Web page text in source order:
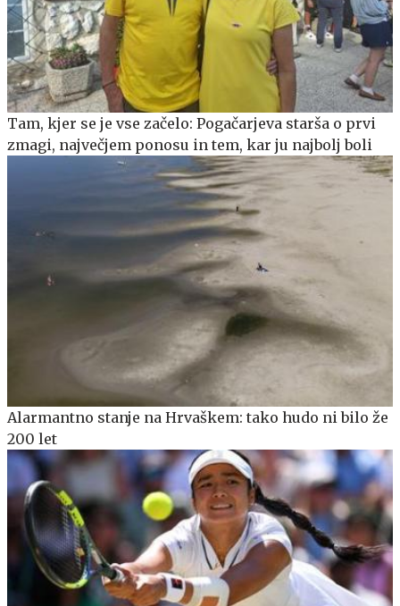
Tam, kjer se je vse začelo: Pogačarjeva starša o prvi
zmagi, največjem ponosu in tem, kar ju najbolj boli
Alarmantno stanje na Hrvaškem: tako hudo ni bilo že
200 let